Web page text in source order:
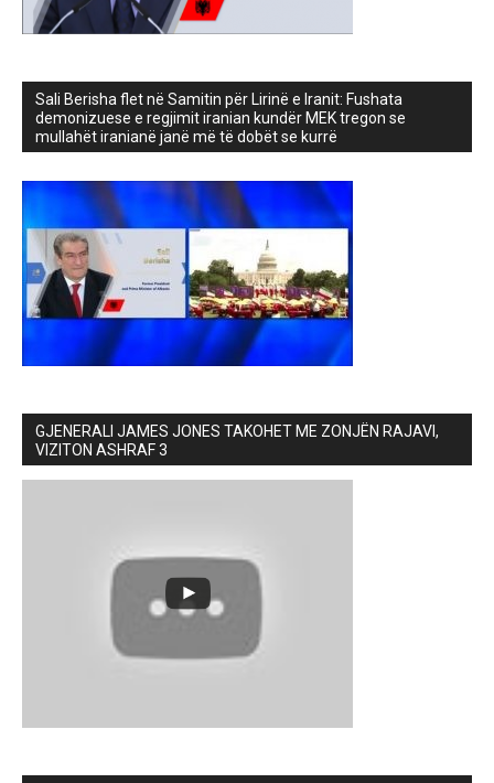
Sali Berisha flet në Samitin për Lirinë e Iranit: Fushata
demonizuese e regjimit iranian kundër MEK tregon se
mullahët iranianë janë më të dobët se kurrë
GJENERALI JAMES JONES TAKOHET ME ZONJËN RAJAVI,
VIZITON ASHRAF 3